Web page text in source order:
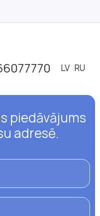
LV RU
piedāvājums
adresē.